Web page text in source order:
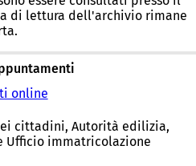
di lettura dell'archivio rimane
online
cittadini, Autorità edilizia,
Ufficio immatricolazione